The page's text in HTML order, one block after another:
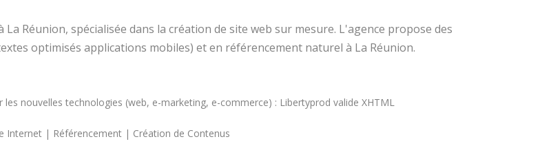
Réunion, spécialisée dans la création de site web sur mesure. L'agence propose des
optimisés applications mobiles) et en référencement naturel à La Réunion.
nouvelles technologies (web, e-marketing, e-commerce) : Libertyprod valide XHTML
Internet | Référencement | Création de Contenus